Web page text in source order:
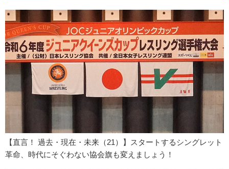
【直言！ 過去・現在・未来（21）】スタートするシングレット
革命、時代にそぐわない協会旗も変えましょう！